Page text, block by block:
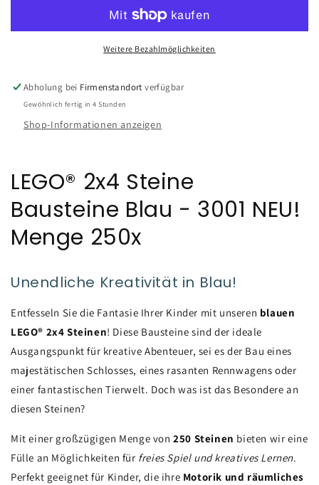
Weitere Bezahlmöglichkeiten
Abholung bei Firmenstandort verfügbar
Gewöhnlich fertig in 4 Stunden
Shop-Informationen anzeigen
LEGO® 2x4 Steine
Bausteine Blau - 3001 NEU!
Menge 250x
Unendliche Kreativität in Blau!
Entfesseln Sie die Fantasie Ihrer Kinder mit unseren blauen
LEGO® 2x4 Steinen! Diese Bausteine sind der ideale
Ausgangspunkt für kreative Abenteuer, sei es der Bau eines
majestätischen Schlosses, eines rasanten Rennwagens oder
einer fantastischen Tierwelt. Doch was ist das Besondere an
diesen Steinen?
Mit einer großzügigen Menge von250 Steinen bieten wir eine
Fülle an Möglichkeiten für freies Spiel und kreatives Lernen.
Perfekt geeignet für Kinder, die ihre Motorik und räumliches